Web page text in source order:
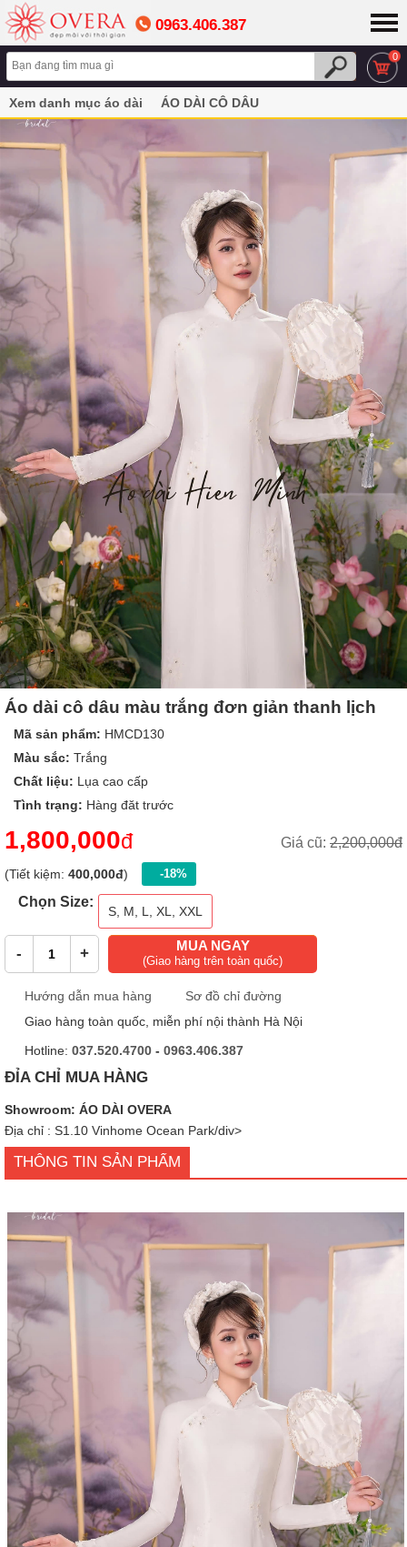
0963.406.387
0
Xem danh mục áo dài
ÁO DÀI CÔ DÂU
Áo dài cô dâu màu trắng đơn giản thanh lịch
Áo dài cô dâu màu trắng đơn giản thanh lịch
Mã sản phẩm: HMCD130
Màu sắc: Trắng
Chất liệu: Lụa cao cấp
Tình trạng: Hàng đăt trước
Giá cũ: 2,200,000đ
1,800,000đ
(Tiết kiệm: 400,000đ) -18%
Chọn Size:
S, M, L, XL, XXL
- + MUA NGAY
(Giao hàng trên toàn quốc)
Hướng dẫn mua hàng
Sơ đồ chỉ đường
Giao hàng toàn quốc, miễn phí nội thành Hà Nội
Hotline: 037.520.4700 - 0963.406.387
ĐỈA CHỈ MUA HÀNG
Showroom: ÁO DÀI OVERA
Địa chỉ : S1.10 Vinhome Ocean Park/div>
THÔNG TIN SẢN PHẨM